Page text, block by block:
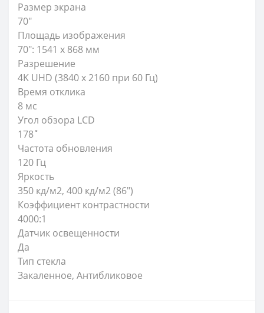
Размер экрана
70″
Площадь изображения
70″: 1541 x 868 мм
Разрешение
4K UHD (3840 x 2160 при 60 Гц)
Время отклика
8 мс
Угол обзора LCD
178˚
Частота обновления
120 Гц
Яркость
350 кд/м2, 400 кд/м2 (86")
Коэффициент контрастности
4000:1
Датчик освещенности
Да
Тип стекла
Закаленное, Антибликовое